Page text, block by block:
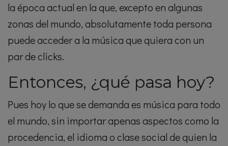
la época actual en la que, excepto en algunas
zonas del mundo, absolutamente toda persona
puede acceder a la música que quiera con un
par de clicks.
Entonces, ¿qué pasa hoy?
Pues hoy lo que se demanda es música para todo
el mundo, sin importar apenas aspectos como la
procedencia, el idioma o clase social de quien la